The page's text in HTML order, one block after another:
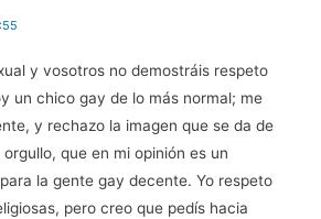
y vosotros no demostráis respeto
un chico gay de lo más normal; me
y rechazo la imagen que se da de
que en mi opinión es un
la gente gay decente. Yo respeto
pero creo que pedís hacia